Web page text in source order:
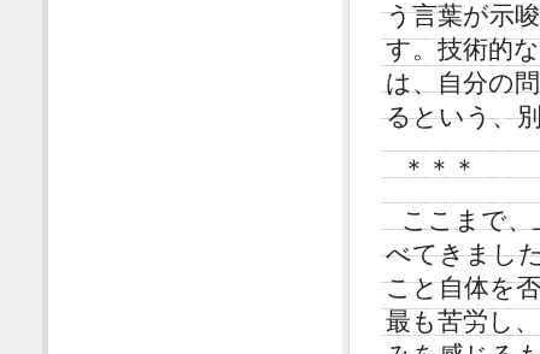
う言葉が示
す。技術的
は、自分の
るという、
＊＊＊
ここまで
べてきまし
こと自体を
最も苦労し